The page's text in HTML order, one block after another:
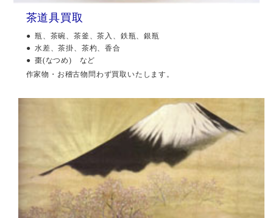
茶道具買取
瓶、茶碗、茶釜、茶入、鉄瓶、銀瓶
水差、茶掛、茶杓、香合
棗(なつめ) など
作家物・お稽古物問わず買取いたします。